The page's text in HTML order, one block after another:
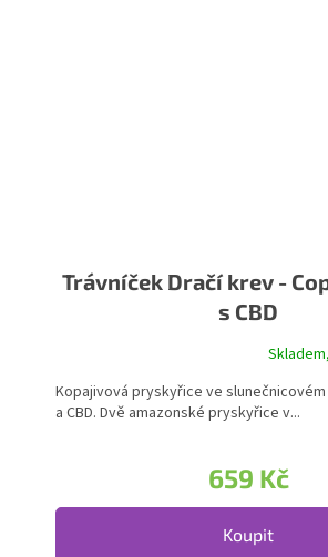
Trávníček Dračí krev -
s CBD
659 Kč
Koupit
Kopajivová pryskyřice ve
a CBD. Dvě amazonské pryskyřice v...